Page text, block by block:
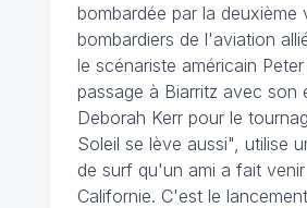
bombardée par la deuxième
bombardiers de l'aviation
le scénariste américain
passage à Biarritz avec son
Deborah Kerr pour le
Soleil se lève aussi", utilise
de surf qu'un ami a fait
Californie. C'est le